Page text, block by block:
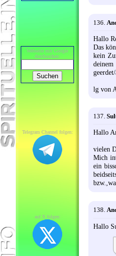
Webseite mit Google
durch­suchen:
Telegram Channel folgen:
auf X folgen:
136.
Hallo
Das
kein
lg von
137.
Hallo
vielen
Mich
ein
138.
Hallo